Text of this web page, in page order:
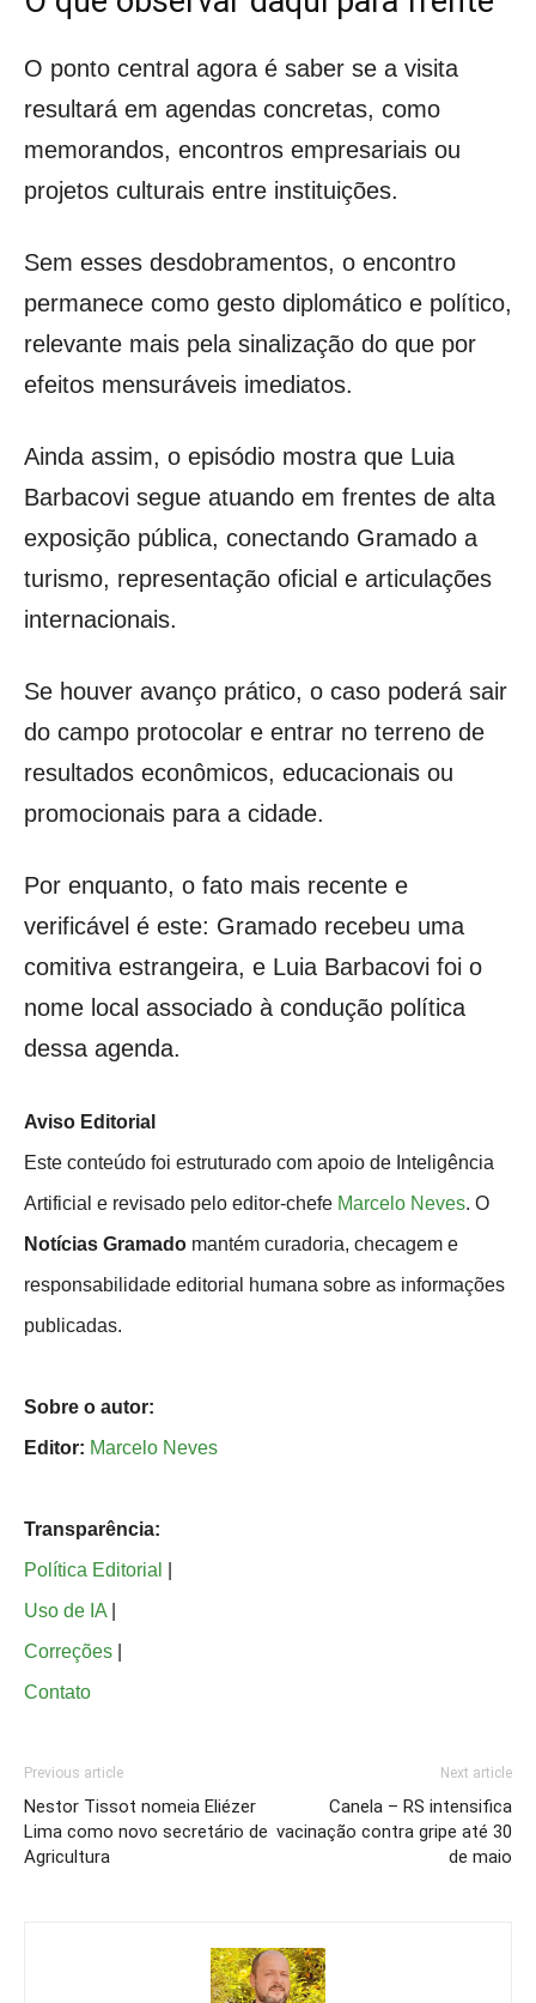
O ponto central agora é saber se a visita
resultará em agendas concretas, como
memorandos, encontros empresariais ou
projetos culturais entre instituições.
Sem esses desdobramentos, o encontro
permanece como gesto diplomático e político,
relevante mais pela sinalização do que por
efeitos mensuráveis imediatos.
Ainda assim, o episódio mostra que Luia
Barbacovi segue atuando em frentes de alta
exposição pública, conectando Gramado a
turismo, representação oficial e articulações
internacionais.
Se houver avanço prático, o caso poderá sair
do campo protocolar e entrar no terreno de
resultados econômicos, educacionais ou
promocionais para a cidade.
Por enquanto, o fato mais recente e
verificável é este: Gramado recebeu uma
comitiva estrangeira, e Luia Barbacovi foi o
nome local associado à condução política
dessa agenda.
Aviso Editorial
Este conteúdo foi estruturado com apoio de Inteligência
Artificial e revisado pelo editor-chefe Marcelo Neves. O
Notícias Gramado mantém curadoria, checagem e
responsabilidade editorial humana sobre as informações
publicadas.
Sobre o autor:
Editor: Marcelo Neves
Transparência:
Política Editorial
Uso de IA
Correções
Contato
Previous article
Nestor Tissot nomeia Eliézer
Lima como novo secretário de
Agricultura
Next article
Canela – RS intensifica
vacinação contra gripe até 30
de maio